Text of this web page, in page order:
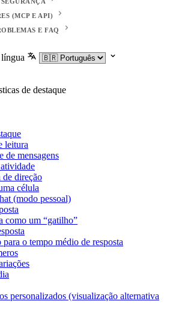
(MCP E API)
E FAQ
de destaque
leitura
de mensagens
direção
célula
(modo pessoal)
como um “gatilho”
para o tempo médio de resposta
personalizados (visualização alternativa